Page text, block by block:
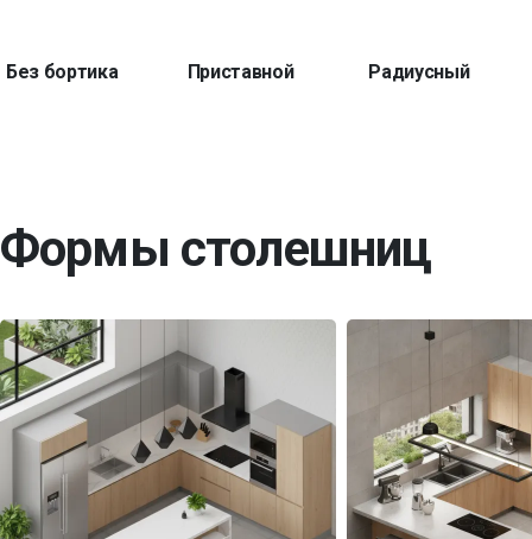
Без бортика Приставной Радиусный
Формы столешниц